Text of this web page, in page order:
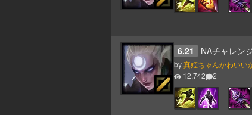
6.21 NAチャレン
by真姫ちゃんかわいい
12,742
2